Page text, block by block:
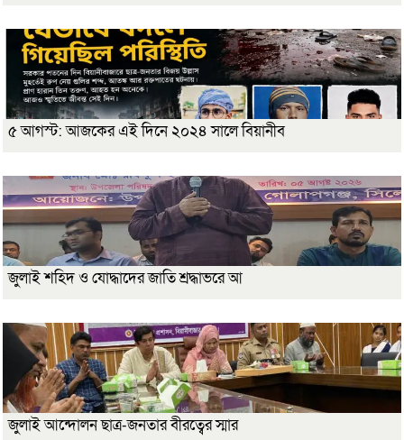
৫ আগস্ট: আজকের এই দিনে ২০২৪ সালে বিয়ানীব
জুলাই শহিদ ও যোদ্ধাদের জাতি শ্রদ্ধাভরে আ
জুলাই আন্দোলন ছাত্র-জনতার বীরত্বের স্মার